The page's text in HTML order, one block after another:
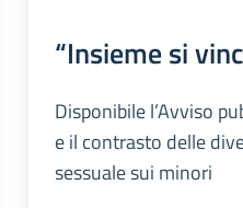
“Insieme si
Disponibile l’Avviso
e il contrasto delle
sessuale sui minori